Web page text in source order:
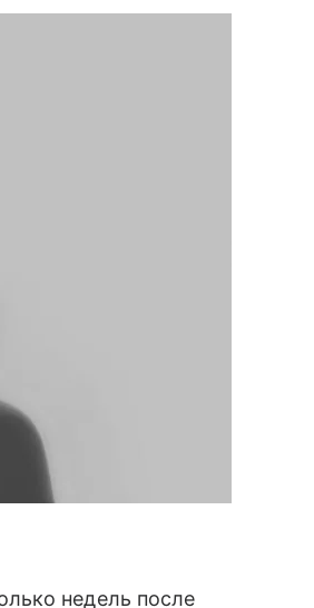
недель после